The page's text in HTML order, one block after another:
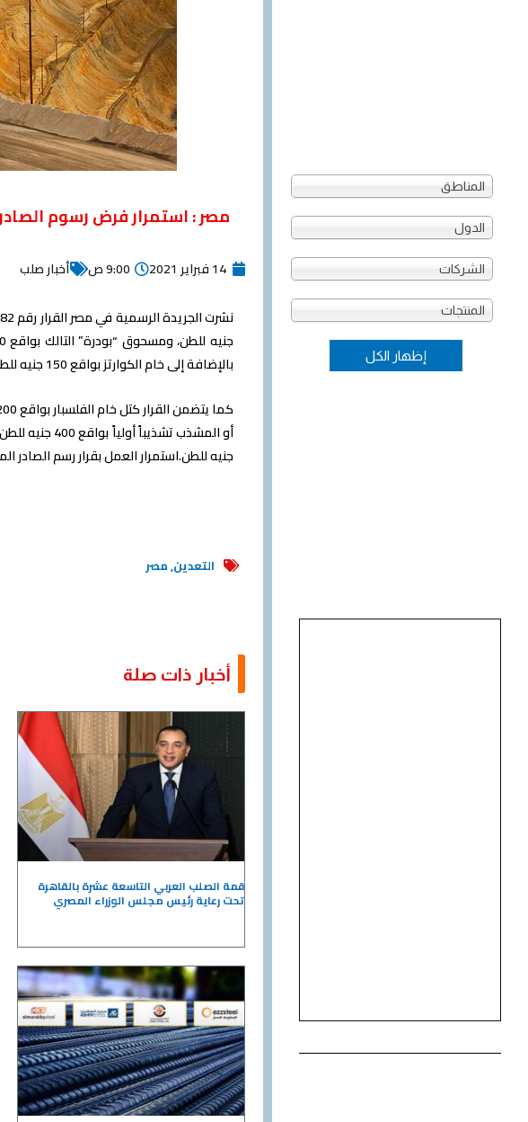
المناطق
الدول
الشركات
المنتجات
مصر : استمرار فرض رسوم
14 فبراير 2021 9:00 ص أخبار صلب
بالإضافة إلى خام الكوارتز بواقع 150 جنيه للطن.
جنيه للطن.استمرار العمل بقرار رسم الصادر
التعدين,مصر
أخبار ذات صلة
قمة الصلب العربي التاسعة عشرة بالقاهرة
تحت رعاية رئيس مجلس الوزراء المصري